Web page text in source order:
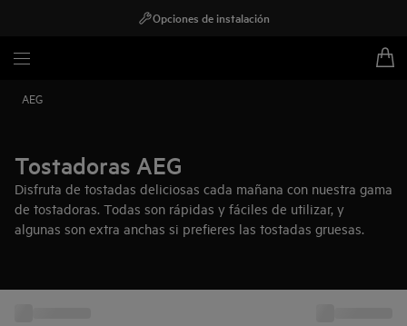
Opciones de instalación
AEG
Tostadoras AEG
Disfruta de tostadas deliciosas cada mañana con nuestra gama
de tostadoras. Todas son rápidas y fáciles de utilizar, y
algunas son extra anchas si prefieres las tostadas gruesas.